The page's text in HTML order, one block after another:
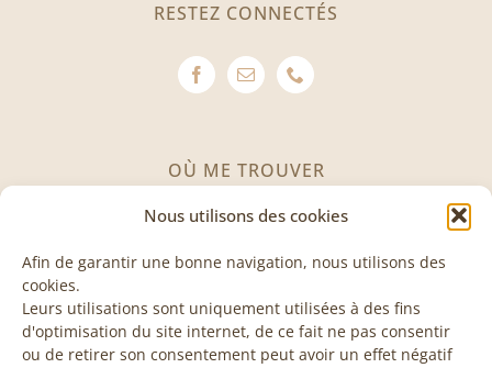
Nous utilisons des cookies
Afin de garantir une bonne navigation, nous utilisons des
cookies.
Leurs utilisations sont uniquement utilisées à des fins
d'optimisation du site internet, de ce fait ne pas consentir
ou de retirer son consentement peut avoir un effet négatif
RESTEZ CONNECTÉS
OÙ ME TROUVER
Avenue des Invuardes 11
1530 Payerne
VISITE & COURS